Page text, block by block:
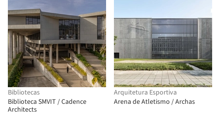
Bibliotecas
Biblioteca SMVIT / Cadence
Architects
Arquitetura Esportiva
Arena de Atletismo / Archas